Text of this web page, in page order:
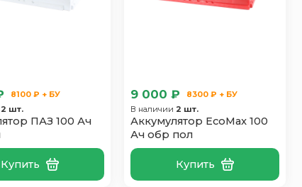
8100 ₽ + БУ
2 шт.
ПАЗ 100 Ач
Купить
9 000 ₽
8300 ₽ + БУ
В наличии 2 шт.
Аккумулятор EcoMax 100
Ач обр пол
Купить